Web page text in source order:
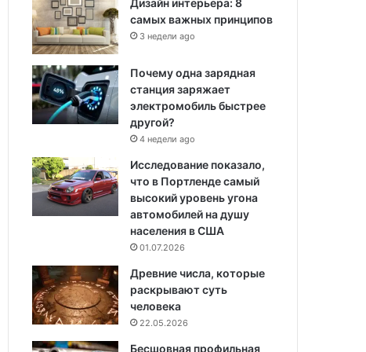
Дизайн интерьера: 8
самых важных принципов
3 недели ago
Почему одна зарядная
станция заряжает
электромобиль быстрее
другой?
4 недели ago
Исследование показало,
что в Портленде самый
высокий уровень угона
автомобилей на душу
населения в США
01.07.2026
Древние числа, которые
раскрывают суть
человека
22.05.2026
Бесшовная профильная